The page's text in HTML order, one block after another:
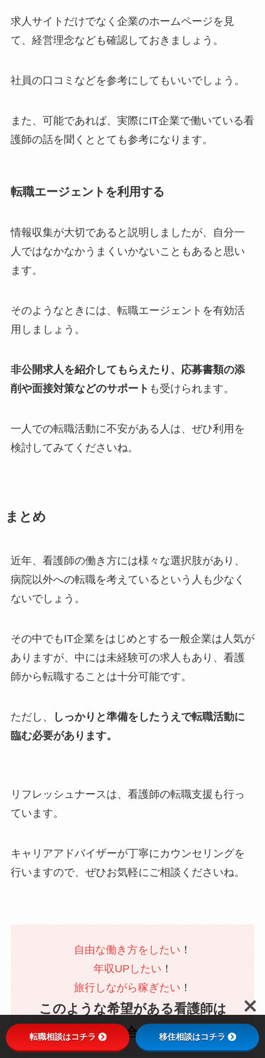
求人サイトだけでなく企業のホームページを見
て、経営理念なども確認しておきましょう。
社員の口コミなどを参考にしてもいいでしょう。
また、可能であれば、実際にIT企業で働いている看
護師の話を聞くととても参考になります。
転職エージェントを利用する
情報収集が大切であると説明しましたが、自分一
人ではなかなかうまくいかないこともあると思い
ます。
そのようなときには、転職エージェントを有効活
用しましょう。
非公開求人を紹介してもらえたり、応募書類の添
削や面接対策などのサポート も受けられます。
一人での転職活動に不安がある人は、ぜひ利用を
検討してみてくださいね。
まとめ
近年、看護師の働き方には様々な選択肢があり、
病院以外への転職を考えているという人も少なく
ないでしょう。
その中でもIT企業をはじめとする一般企業は人気が
ありますが、中には未経験可の求人もあり、看護
師から転職することは十分可能です。
ただし、
しっかりと準備をしたうえで転職活動に
臨む必要があります。
リフレッシュナースは、看護師の転職支援も行っ
ています。
キャリアアドバイザーが丁寧にカウンセリングを
行いますので、ぜひお気軽にご相談くださいね。
自由な働き方をしたい ！
年収UPしたい ！
旅行しながら稼ぎたい ！
このような希望がある看護師は
お気軽にお問い合わせください！
転職相談はコチラ 移住相談はコチラ